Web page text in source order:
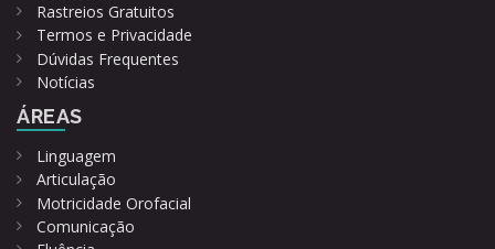
Rastreios Gratuitos
Termos e Privacidade
Dúvidas Frequentes
Notícias
ÁREAS
Linguagem
Articulação
Motricidade Orofacial
Comunicação